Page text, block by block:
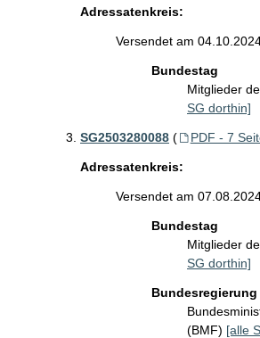
Adressatenkreis:
Versendet am
Bundestag
Mitglieder
SG dorthin]
SG2503280088 ( PDF - 7
Adressatenkreis:
Versendet am
Bundestag
Mitglieder
SG dorthin]
Bundesregierung
(BMF) [alle